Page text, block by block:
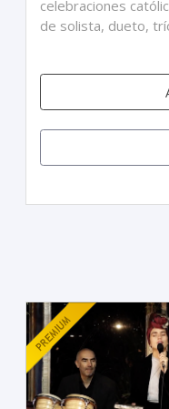
celebraciones
de solista, dueto,